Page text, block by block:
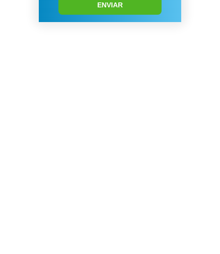
ENVIAR